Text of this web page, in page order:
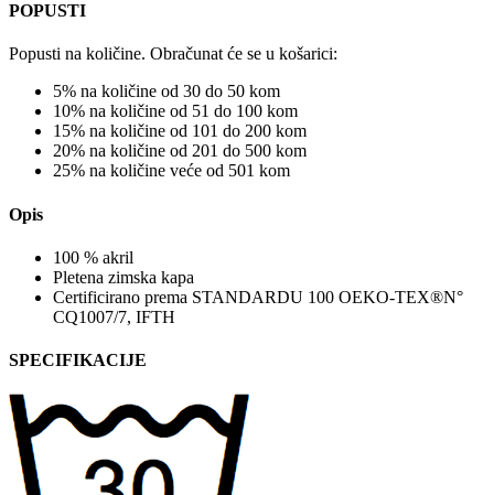
POPUSTI
Popusti na količine. Obračunat će se u košarici:
5% na količine od 30 do 50 kom
10% na količine od 51 do 100 kom
15% na količine od 101 do 200 kom
20% na količine od 201 do 500 kom
25% na količine veće od 501 kom
Opis
100 % akril
Pletena zimska kapa
Certificirano prema STANDARDU 100 OEKO-TEX®N°
CQ1007/7, IFTH
SPECIFIKACIJE